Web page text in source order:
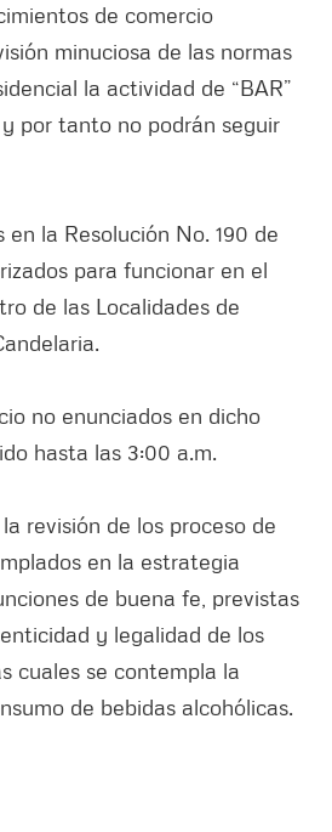
de comercio
minuciosa de las normas
la actividad de “BAR”
por tanto no podrán seguir
la Resolución No. 190 de
para funcionar en el
de las Localidades de
no enunciados en dicho
hasta las 3:00 a.m.
revisión de los proceso de
en la estrategia
de buena fe, previstas
y legalidad de los
cuales se contempla la
de bebidas alcohólicas.